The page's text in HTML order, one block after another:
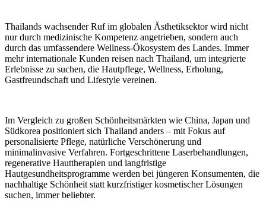
Thailands wachsender Ruf im globalen Ästhetiksektor wird nicht
nur durch medizinische Kompetenz angetrieben, sondern auch
durch das umfassendere Wellness-Ökosystem des Landes. Immer
mehr internationale Kunden reisen nach Thailand, um integrierte
Erlebnisse zu suchen, die Hautpflege, Wellness, Erholung,
Gastfreundschaft und Lifestyle vereinen.
Im Vergleich zu großen Schönheitsmärkten wie China, Japan und
Südkorea positioniert sich Thailand anders – mit Fokus auf
personalisierte Pflege, natürliche Verschönerung und
minimalinvasive Verfahren. Fortgeschrittene Laserbehandlungen,
regenerative Hauttherapien und langfristige
Hautgesundheitsprogramme werden bei jüngeren Konsumenten, die
nachhaltige Schönheit statt kurzfristiger kosmetischer Lösungen
suchen, immer beliebter.